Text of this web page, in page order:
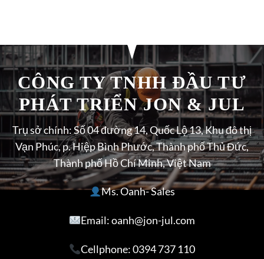
CÔNG TY TNHH ĐẦU TƯ
PHÁT TRIỂN JON & JUL
Trụ sở chính: Số 04 đường 14, Quốc Lộ 13, Khu đô thị
Vạn Phúc, p. Hiệp Bình Phước, Thành phố Thủ Đức,
Thành phố Hồ Chí Minh, Việt Nam
Ms. Oanh- Sales
Email: oanh@jon-jul.com
Cellphone:0394 737 110